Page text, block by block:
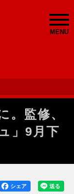
MENU
。監修、
」9月下
送る
シェア